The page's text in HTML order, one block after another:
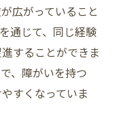
方
勤務形態
事例
ービスを活用す
広がっていること
通じて、同じ経験
することができま
、障がいを持つ
すくなっていま